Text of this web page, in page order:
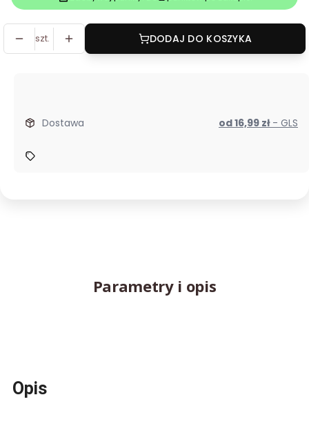
szt. DODAJ DO KOSZYKA
Dostawa od 16,99 zł - GLS
Parametry i opis
Opis